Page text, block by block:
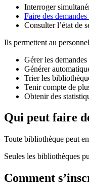
Interroger
Faire des
Consulter l’état de
Ils permettent au
Gérer les
Générer
Trier les
Tenir compte de
Obtenir des
Qui peut faire
Toute bibliothèque peut
Seules les bibliothèques
Comment